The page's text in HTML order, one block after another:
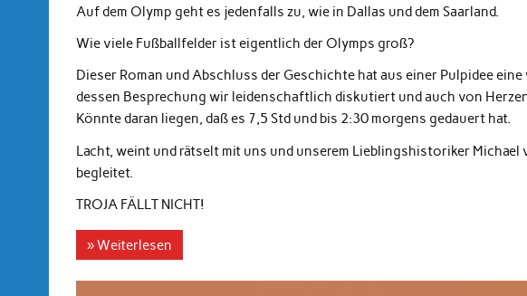
Auf dem Olymp geht es jedenfalls zu, wie in Dallas und dem Saarland.
Wie viele Fußballfelder ist eigentlich der Olymps groß?
Dieser Roman und Abschluss der Geschichte hat aus einer Pulpidee
dessen Besprechung wir leidenschaftlich diskutiert und auch von
Könnte daran liegen, daß es 7,5 Std und bis 2:30 morgens gedauert hat.
Lacht, weint und rätselt mit uns und unserem Lieblingshistoriker
begleitet.
TROJA FÄLLT NICHT!
» Weiterlesen